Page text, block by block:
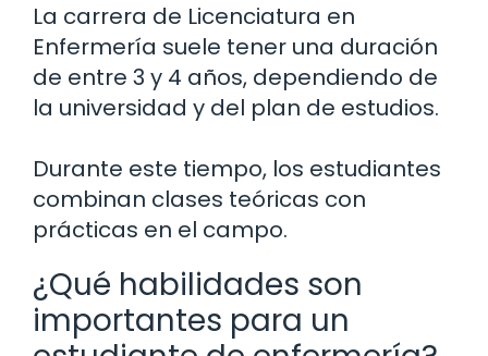
La carrera de Licenciatura en
Enfermería suele tener una duración
de entre 3 y 4 años, dependiendo de
la universidad y del plan de estudios.
Durante este tiempo, los estudiantes
combinan clases teóricas con
prácticas en el campo.
¿Qué habilidades son
importantes para un